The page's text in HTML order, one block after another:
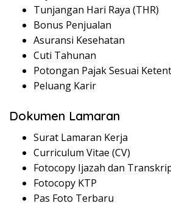
Tunjangan Hari Raya (THR)
Bonus Penjualan
Asuransi Kesehatan
Cuti Tahunan
Potongan Pajak Sesuai
Peluang Karir
Dokumen Lamaran
Surat Lamaran Kerja
Curriculum Vitae (CV)
Fotocopy Ijazah dan
Fotocopy KTP
Pas Foto Terbaru